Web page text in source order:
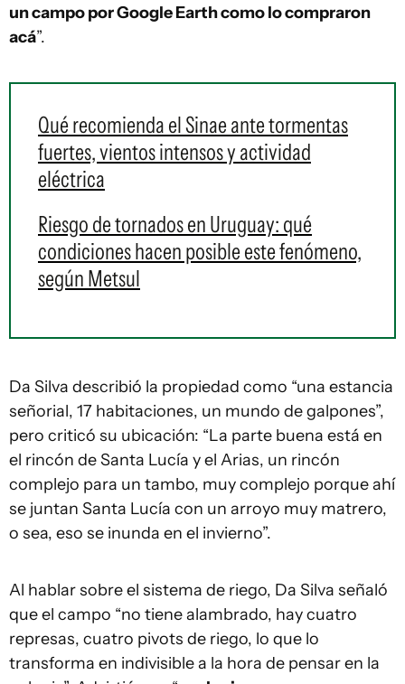
un campo por Google Earth como lo compraron
acá”.
Qué recomienda el Sinae ante tormentas
fuertes, vientos intensos y actividad
eléctrica
Riesgo de tornados en Uruguay: qué
condiciones hacen posible este fenómeno,
según Metsul
Da Silva describió la propiedad como “una estancia
señorial, 17 habitaciones, un mundo de galpones”,
pero criticó su ubicación: “La parte buena está en
el rincón de Santa Lucía y el Arias, un rincón
complejo para un tambo, muy complejo porque ahí
se juntan Santa Lucía con un arroyo muy matrero,
o sea, eso se inunda en el invierno”.
Al hablar sobre el sistema de riego, Da Silva señaló
que el campo “no tiene alambrado, hay cuatro
represas, cuatro pivots de riego, lo que lo
transforma en indivisible a la hora de pensar en la